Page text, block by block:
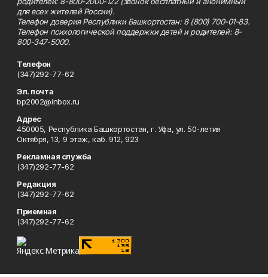
для всех жителей России).
Телефон доверия Республики Башкортостан: 8 (800) 700-01-83.
Телефон психологической поддержки детей и родителей: 8-
800-347-5000.
Телефон
(347)292-77-62
Эл. почта
bp2002@inbox.ru
Адрес
450005, Республика Башкортостан, г. Уфа, ул. 50-летия
Октября, 13, 9 этаж, каб. 912, 923
Рекламная служба
(347)292-77-62
Редакция
(347)292-77-62
Приемная
(347)292-77-62